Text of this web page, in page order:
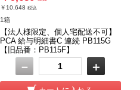
￥10,648 税込
1箱
【法人様限定、個人宅配送不可】
PCA 給与明細書C 連続 PB115G
【旧品番：PB115F】
－ ＋